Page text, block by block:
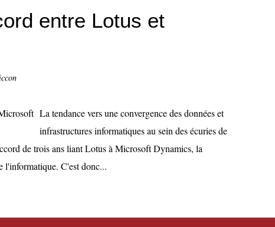
entre Lotus et
La tendance vers une convergence des données et
infrastructures informatiques au sein des écuries de
de trois ans liant Lotus à Microsoft Dynamics, la
l'informatique. C'est donc...